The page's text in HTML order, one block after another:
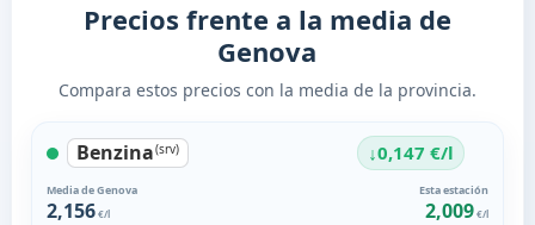
Precios frente a la media de
Genova
Compara estos precios con la media de la provincia.
Benzina(srv) ↓0,147 €/l
Media de Genova
2,156€/l
Esta estación
2,009€/l